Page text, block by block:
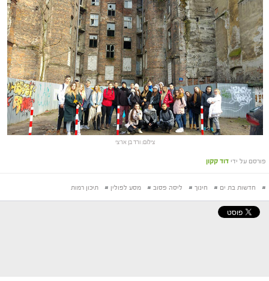
צילום: ורד בן ארצי
פורסם על ידי דוד קקון
# חדשות בת ים # חינוך # ליסה פסוב # מסע לפולין # תיכון רמות